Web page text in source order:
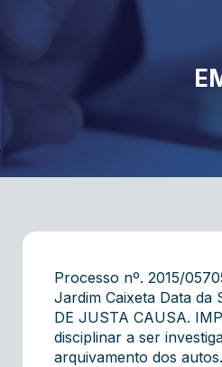
Processo nº. 2015/
Jardim Caixeta Data da
DE JUSTA CAUSA.
disciplinar a ser
arquivamento dos